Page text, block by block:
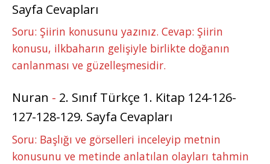
Sayfa Cevapları
Soru: Şiirin konusunu yazınız. Cevap: Şiirin
konusu, ilkbaharın gelişiyle birlikte doğanın
canlanması ve güzelleşmesidir.
Nuran - 2. Sınıf Türkçe 1. Kitap 124-126-
127-128-129. Sayfa Cevapları
Soru: Başlığı ve görselleri inceleyip metnin
konusunu ve metinde anlatılan olayları tahmin